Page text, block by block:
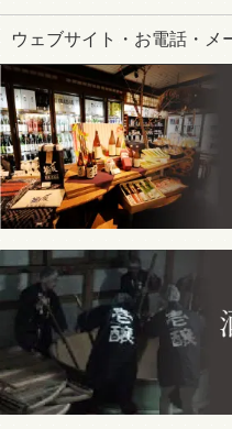
ウェブサイト・お電話・メ